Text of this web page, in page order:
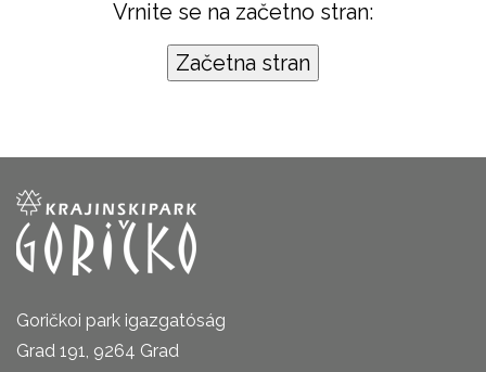
Vrnite se na začetno stran:
Goričkoi park igazgatóság
Grad 191, 9264 Grad